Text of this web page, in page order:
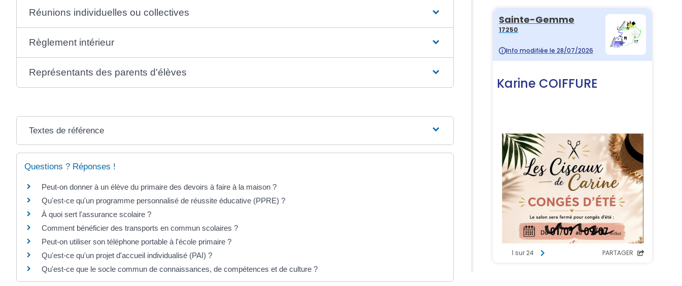
Réunions individuelles ou collectives
Règlement intérieur
Représentants des parents d'élèves
Textes de référence
Questions ? Réponses !
Peut-on donner à un élève du primaire des devoirs à faire à la maison ?
Qu'est-ce qu'un programme personnalisé de réussite éducative (PPRE) ?
À quoi sert l'assurance scolaire ?
Comment bénéficier des transports en commun scolaires ?
Peut-on utiliser son téléphone portable à l'école primaire ?
Qu'est-ce qu'un projet d'accueil individualisé (PAI) ?
Qu'est-ce que le socle commun de connaissances, de compétences et de culture ?